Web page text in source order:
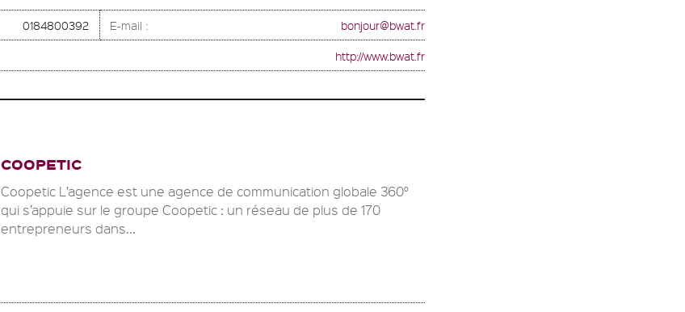
0184800392 E-mail : bonjour@bwat.fr
http://www.bwat.fr
COOPETIC
Coopetic L’agence est une agence de communication globale 360°
qui s’appuie sur le groupe Coopetic : un réseau de plus de 170
entrepreneurs dans...